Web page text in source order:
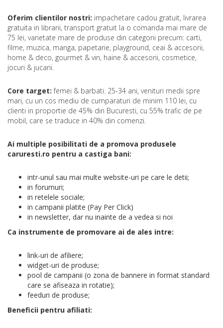
Oferim clientilor nostri: impachetare cadou gratuit, livrarea
gratuita in librarii, transport gratuit la o comanda mai mare de
75 lei, varietate mare de produse din categorii precum: carti,
filme, muzica, manga, papetarie, playground, ceai & accesorii,
home & deco, gourmet & vin, haine & accesorii, cosmetice,
jocuri & jucarii.
Core target: femei & barbati. 25-34 ani, venituri medii spre
mari, cu un cos mediu de cumparaturi de minim 110 lei, cu
clienti in proportie de 45% din Bucuresti, cu 55% trafic de pe
mobil, care se traduce in 40% din comenzi.
Ai multiple posibilitati de a promova produsele
caruresti.ro pentru a castiga bani:
intr-unul sau mai multe website-uri pe care le detii;
in forumuri;
in retelele sociale;
in campanii platite (Pay Per Click)
in newsletter, dar nu inainte de a vedea si noi
Ca instrumente de promovare ai de ales intre:
link-uri de afiliere;
widget-uri de produse;
pool de campanii (o zona de bannere in format standard
care se afiseaza in rotatie);
feeduri de produse;
Beneficii pentru afiliati: